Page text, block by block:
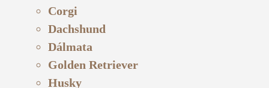
Corgi
Dachshund
Dálmata
Golden Retriever
Husky